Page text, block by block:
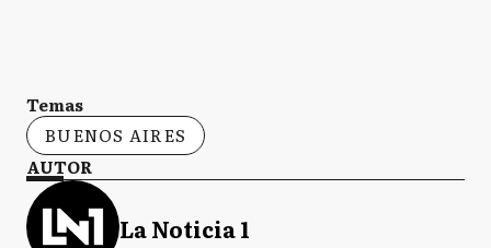
Temas
BUENOS AIRES
AUTOR
La Noticia 1